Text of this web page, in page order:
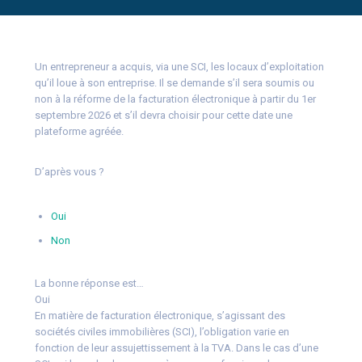
Un entrepreneur a acquis, via une SCI, les locaux d’exploitation
qu’il loue à son entreprise. Il se demande s’il sera soumis ou
non à la réforme de la facturation électronique à partir du 1er
septembre 2026 et s’il devra choisir pour cette date une
plateforme agréée.
D’après vous ?
Oui
Non
La bonne réponse est…
Oui
En matière de facturation électronique, s’agissant des
sociétés civiles immobilières (SCI), l’obligation varie en
fonction de leur assujettissement à la TVA. Dans le cas d’une